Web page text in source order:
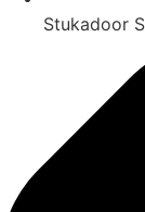
Stukadoor